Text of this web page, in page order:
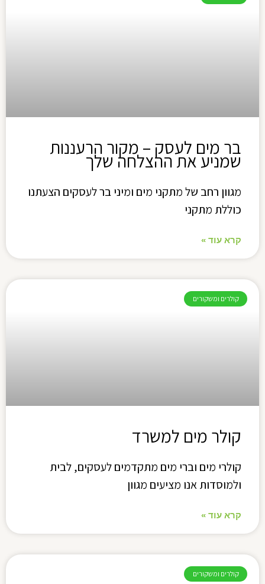
בר מים לעסק – מקור הרעננות
שמניע את ההצלחה שלך
מגוון רחב של מתקני מים ומיני בר לעסקים הצעתנו
כוללת מתקני
קרא עוד »
קולרים ומשקורים
קולר מים למשרד
קולרי מים וברי מים מתקדמים לעסקים, לבית
ולמוסדות אנו מציעים מגוון
קרא עוד »
קולרים ומשקורים